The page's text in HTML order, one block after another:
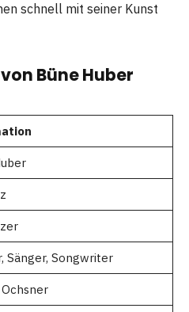
schnell mit seiner Kunst
Büne Huber
Sänger, Songwriter